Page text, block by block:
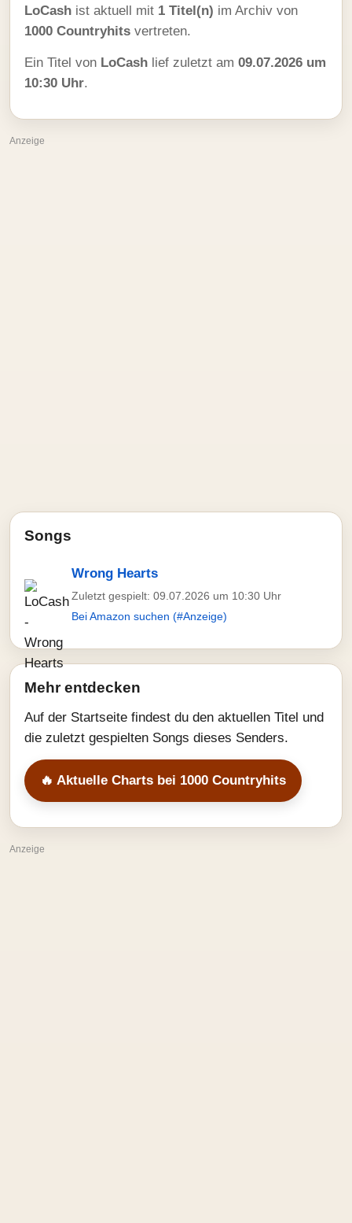
LoCash ist aktuell mit 1 Titel(n) im Archiv von
1000 Countryhits vertreten.
Ein Titel von LoCash lief zuletzt am 09.07.2026 um
10:30 Uhr.
Anzeige
Songs
Wrong Hearts
Zuletzt gespielt: 09.07.2026 um 10:30 Uhr
Bei Amazon suchen (#Anzeige)
Mehr entdecken
Auf der Startseite findest du den aktuellen Titel und
die zuletzt gespielten Songs dieses Senders.
🔥 Aktuelle Charts bei 1000 Countryhits
Anzeige